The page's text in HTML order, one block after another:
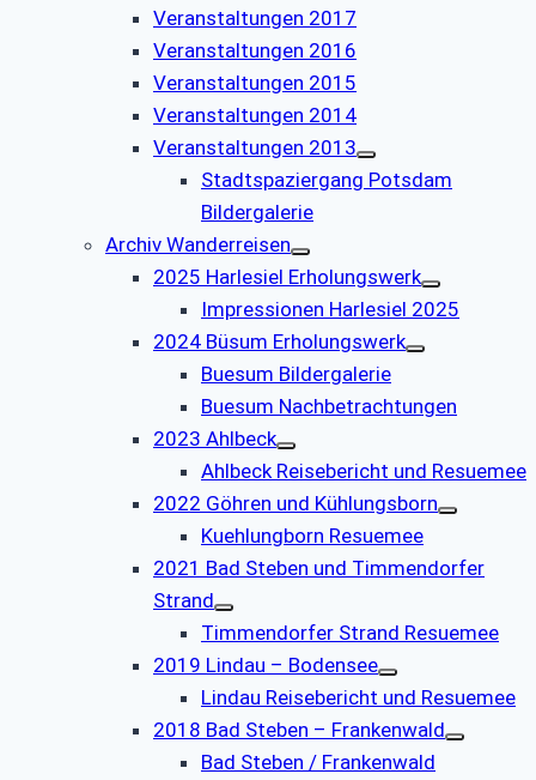
Veranstaltungen 2017
Veranstaltungen 2016
Veranstaltungen 2015
Veranstaltungen 2014
Veranstaltungen 2013
Stadtspaziergang Potsdam
Bildergalerie
Archiv Wanderreisen
2025 Harlesiel Erholungswerk
Impressionen Harlesiel 2025
2024 Büsum Erholungswerk
Buesum Bildergalerie
Buesum Nachbetrachtungen
2023 Ahlbeck
Ahlbeck Reisebericht und Resuemee
2022 Göhren und Kühlungsborn
Kuehlungborn Resuemee
2021 Bad Steben und Timmendorfer
Strand
Timmendorfer Strand Resuemee
2019 Lindau – Bodensee
Lindau Reisebericht und Resuemee
2018 Bad Steben – Frankenwald
Bad Steben / Frankenwald